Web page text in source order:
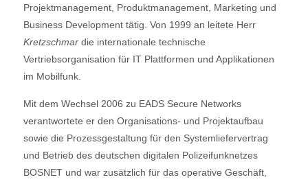
Projektmanagement, Produktmanagement, Marketing und
Business Development tätig. Von 1999 an leitete Herr
Kretzschmardie internationale technische
Vertriebsorganisation für IT Plattformen und Applikationen
im Mobilfunk.
Mit dem Wechsel 2006 zu EADS Secure Networks
verantwortete er den Organisations- und Projektaufbau
sowie die Prozessgestaltung für den Systemliefervertrag
und Betrieb des deutschen digitalen Polizeifunknetzes
BOSNET und war zusätzlich für das operative Geschäft,